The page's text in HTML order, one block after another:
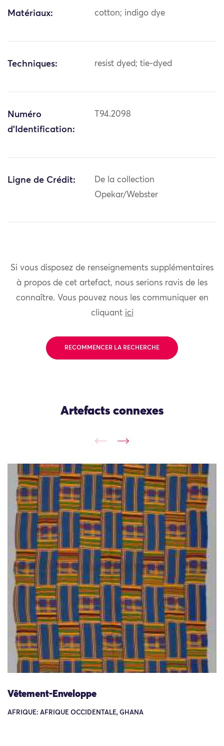
Matériaux: cotton; indigo dye
Techniques: resist dyed; tie-dyed
Numéro
d'Identification:
T94.2098
Ligne de Crédit:
De la collection
Opekar/Webster
Si vous disposez de renseignements supplémentaires
à propos de cet artefact, nous serions ravis de les
connaître. Vous pouvez nous les communiquer en
cliquant ici
RECOMMENCER LA RECHERCHE
Artefacts connexes
Vêtement-Enveloppe
AFRIQUE: AFRIQUE OCCIDENTALE, GHANA